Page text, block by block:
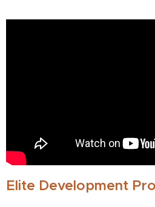
Elite Development